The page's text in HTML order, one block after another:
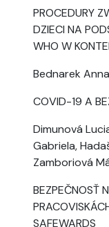
PROCEDURY
DZIECI NA
WHO W
Bednarek
COVID-19 A
Dimunová
Gabriela,
Zamboriová
BEZPEČNOSŤ
SAFEWARDS